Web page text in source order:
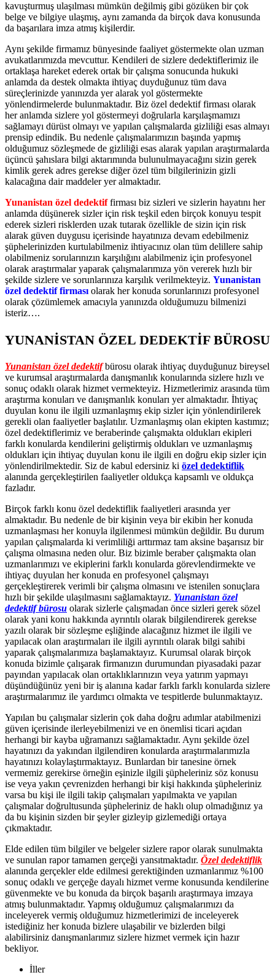
kavuşturmuş ulaşılması mümkün değilmiş gibi gözüken bir çok
belge ve bilgiye ulaşmış, aynı zamanda da birçok dava konusunda
da başarılara imza atmış kişilerdir.
Aynı şekilde firmamız bünyesinde faaliyet göstermekte olan uzman
avukatlarımızda mevcuttur. Kendileri de sizlere dedektiflerimiz ile
ortaklaşa hareket ederek ortak bir çalışma sonucunda hukuki
anlamda da destek olmakta ihtiyaç duyduğunuz tüm dava
süreçlerinizde yanınızda yer alarak yol göstermekte
yönlendirmelerde bulunmaktadır. Biz özel dedektif firması olarak
her anlamda sizlere yol göstermeyi doğrularla karşılaşmamızı
sağlamayı dürüst olmayı ve yapılan çalışmalarda gizliliği esas almayı
prensip edindik. Bu nedenle çalışmalarımızın başında yapmış
olduğumuz sözleşmede de gizliliği esas alarak yapılan araştırmalarda
üçüncü şahıslara bilgi aktarımında bulunulmayacağını sizin gerek
kimlik gerek adres gerekse diğer özel tüm bilgilerinizin gizli
kalacağına dair maddeler yer almaktadır.
Yunanistan özel dedektiffirması biz sizleri ve sizlerin hayatını her
anlamda düşünerek sizler için risk teşkil eden birçok konuyu tespit
ederek sizleri risklerden uzak tutarak özellikle de sizin için risk
alarak güven duygusu içerisinde hayatınıza devam edebilmeniz
şüphelerinizden kurtulabilmeniz ihtiyacınız olan tüm delillere sahip
olabilmeniz sorularınızın karşılığını alabilmeniz için profesyonel
olarak araştırmalar yaparak çalışmalarımıza yön vererek hızlı bir
şekilde sizlere ve sorunlarınıza karşılık verilmekteyiz. Yunanistan
özel dedektif firması olarak her konuda sorunlarınızı profesyonel
olarak çözümlemek amacıyla yanınızda olduğumuzu bilmenizi
isteriz….
YUNANİSTAN ÖZEL DEDEKTİF BÜROSU
Yunanistan özel dedektifbürosu olarak ihtiyaç duyduğunuz bireysel
ve kurumsal araştırmalarda danışmanlık konularında sizlere hızlı ve
sonuç odaklı olarak hizmet vermekteyiz. Hizmetlerimiz arasında tüm
araştırma konuları ve danışmanlık konuları yer almaktadır. İhtiyaç
duyulan konu ile ilgili uzmanlaşmış ekip sizler için yönlendirilerek
gerekli olan faaliyetler başlatılır. Uzmanlaşmış olan ekipten kastımız;
özel dedektiflerimiz ve beraberinde çalışmakta oldukları ekipleri
farklı konularda kendilerini geliştirmiş oldukları ve uzmanlaşmış
oldukları için ihtiyaç duyulan konu ile ilgili en doğru ekip sizler için
yönlendirilmektedir. Siz de kabul edersiniz ki özel dedektiflik
alanında gerçekleştirilen faaliyetler oldukça kapsamlı ve oldukça
fazladır.
Birçok farklı konu özel dedektiflik faaliyetleri arasında yer
almaktadır. Bu nedenle de bir kişinin veya bir ekibin her konuda
uzmanlaşması her konuyla ilgilenmesi mümkün değildir. Bu durum
yapılan çalışmalarda ki verimliliği arttırmaz tam aksine başarısız bir
çalışma olmasına neden olur. Biz bizimle beraber çalışmakta olan
uzmanlarımızı ve ekiplerini farklı konularda görevlendirmekte ve
ihtiyaç duyulan her konuda en profesyonel çalışmayı
gerçekleştirerek verimli bir çalışma olmasını ve istenilen sonuçlara
hızlı bir şekilde ulaşılmasını sağlamaktayız. Yunanistan özel
dedektif bürosu olarak sizlerle çalışmadan önce sizleri gerek sözel
olarak yani konu hakkında ayrıntılı olarak bilgilendirerek gerekse
yazılı olarak bir sözleşme eşliğinde alacağınız hizmet ile ilgili ve
yapılacak olan araştırmaları ile ilgili ayrıntılı olarak bilgi sahibi
yaparak çalışmalarımıza başlamaktayız. Kurumsal olarak birçok
konuda bizimle çalışarak firmanızın durumundan piyasadaki pazar
payından yapılacak olan ortaklıklarınızın veya yatırım yapmayı
düşündüğünüz yeni bir iş alanına kadar farklı farklı konularda sizlere
araştırmalarımız ile yardımcı olmakta ve tespitlerde bulunmaktayız.
Yapılan bu çalışmalar sizlerin çok daha doğru adımlar atabilmenizi
güven içerisinde ilerleyebilmenizi ve en önemlisi ticari açıdan
herhangi bir kayba uğramanızı sağlamaktadır. Aynı şekilde özel
hayatınızı da yakından ilgilendiren konularda araştırmalarımızla
hayatınızı kolaylaştırmaktayız. Bunlardan bir tanesine örnek
vermemiz gerekirse örneğin eşinizle ilgili şüpheleriniz söz konusu
ise veya yakın çevrenizden herhangi bir kişi hakkında şüpheleriniz
varsa bu kişi ile ilgili takip çalışmaları yapılmakta ve yapılan
çalışmalar doğrultusunda şüpheleriniz de haklı olup olmadığınız ya
da bu kişinin sizden bir şeyler gizleyip gizlemediği ortaya
çıkmaktadır.
Elde edilen tüm bilgiler ve belgeler sizlere rapor olarak sunulmakta
ve sunulan rapor tamamen gerçeği yansıtmaktadır. Özel dedektiflik
alanında gerçekler elde edilmesi gerektiğinden uzmanlarımız %100
sonuç odaklı ve gerçeğe dayalı hizmet verme konusunda kendilerine
güvenmekte ve bu konuda da birçok başarılı araştırmaya imzaya
atmış bulunmaktadır. Yapmış olduğumuz çalışmalarımızı da
inceleyerek vermiş olduğumuz hizmetlerimizi de inceleyerek
istediğiniz her konuda bizlere ulaşabilir ve bizlerden bilgi
alabilirsiniz danışmanlarımız sizlere hizmet vermek için hazır
bekliyor.
İller